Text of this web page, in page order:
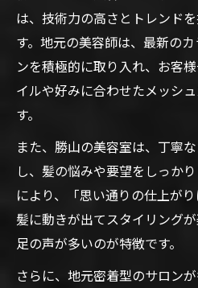
美容室メッシュ初心
れと注意点
みやこ町美容室がお
選び方
アドバイス
美容室メッシュ施術
やすく解説
は、技術力の高さとトレンド
す。地元の美容師は、最新の
ンを積極的に取り入れ、お客
イルや好みに合わせたメッシ
す。
また、勝山の美容室は、丁寧
し、髪の悩みや要望をしっか
により、「思い通りの仕上が
髪に動きが出てスタイリング
足の声が多いのが特徴です。
さらに、地元密着型のサロン